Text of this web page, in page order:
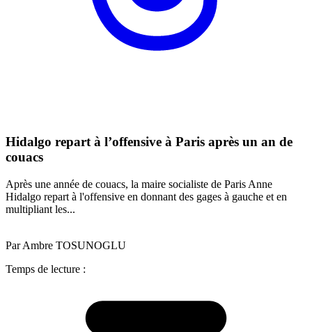
Hidalgo repart à l’offensive à Paris après un an de
couacs
Après une année de couacs, la maire socialiste de Paris Anne
Hidalgo repart à l'offensive en donnant des gages à gauche et en
multipliant les...
Par Ambre TOSUNOGLU
Temps de lecture :